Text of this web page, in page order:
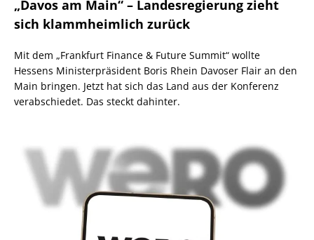
„Davos am Main“ – Landesregierung zieht
sich klammheimlich zurück
Mit dem „Frankfurt Finance & Future Summit“ wollte
Hessens Ministerpräsident Boris Rhein Davoser Flair an den
Main bringen. Jetzt hat sich das Land aus der Konferenz
verabschiedet. Das steckt dahinter.